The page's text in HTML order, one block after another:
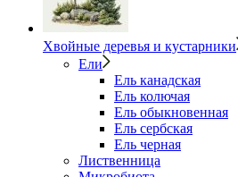
Хвойные деревья и кустарники
Ели
Ель канадская
Ель колючая
Ель обыкновенная
Ель сербская
Ель черная
Лиственница